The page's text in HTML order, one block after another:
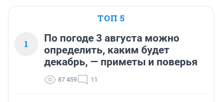
ТОП 5
1
По погоде 3 августа можно
определить, каким будет
декабрь, — приметы и поверья
87 459 11